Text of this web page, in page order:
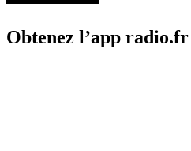
Obtenez l’app